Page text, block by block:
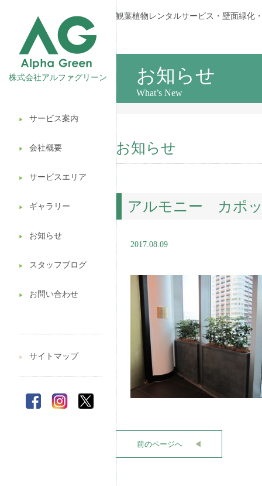
株式会社アルファグリーン
▶︎ サービス案内
▶︎ 会社概要
▶︎ サービスエリア
▶︎ ギャラリー
▶︎ お知らせ
▶︎ スタッフブログ
▶︎ お問い合わせ
観葉植物レンタル
壁面緑化
ギフト販売
造園ガーデニング
植木処分
▶︎ サイトマップ
観葉植物レンタルサービス・壁面緑化
お知らせ
What’s New
お知らせ
アルモニー カポ
2017.08.09
前のページへ ◀︎